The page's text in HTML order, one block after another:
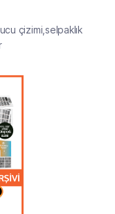
çizimi,selpaklık